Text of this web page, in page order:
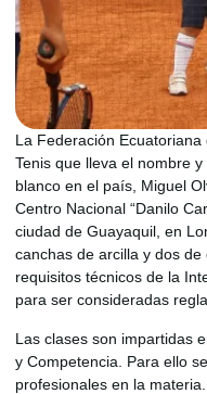
La Federación
Tenis que lleva el nombre
blanco en el país, Miguel
Centro Nacional “Danilo
ciudad de Guayaquil, en
canchas de arcilla y dos
requisitos técnicos de la
para ser consideradas
Las clases son impartidas
y Competencia. Para ello
profesionales en la materia.